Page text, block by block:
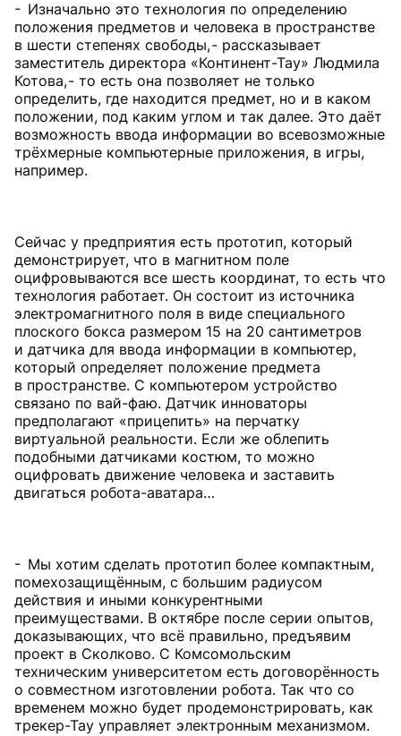
- Изначально это технология по определению
положения предметов и человека в пространстве
в шести степенях свободы, - рассказывает
заместитель директора «Континент-Тау» Людмила
Котова, - то есть она позволяет не только
определить, где находится предмет, но и в каком
положении, под каким углом и так далее. Это даёт
возможность ввода информации во всевозможные
трёхмерные компьютерные приложения, в игры,
например.
Сейчас у предприятия есть прототип, который
демонстрирует, что в магнитном поле
оцифровываются все шесть координат, то есть что
технология работает. Он состоит из источника
электромагнитного поля в виде специального
плоского бокса размером 15 на 20 сантиметров
и датчика для ввода информации в компьютер,
который определяет положение предмета
в пространстве. С компьютером устройство
связано по вай-фаю. Датчик инноваторы
предполагают «прицепить» на перчатку
виртуальной реальности. Если же облепить
подобными датчиками костюм, то можно
оцифровать движение человека и заставить
двигаться робота-аватара…
- Мы хотим сделать прототип более компактным,
помехозащищённым, с большим радиусом
действия и иными конкурентными
преимуществами. В октябре после серии опытов,
доказывающих, что всё правильно, предъявим
проект в Сколково. С Комсомольским
техническим университетом есть договорённость
о совместном изготовлении робота. Так что со
временем можно будет продемонстрировать, как
трекер-Тау управляет электронным механизмом.